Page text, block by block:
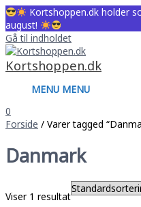
Kortshoppen.dk holder
august!
Gå til indholdet
Kortshoppen.dk
MENU MENU
0
Forside / Varer tagged
Danmark
Viser 1 resultat